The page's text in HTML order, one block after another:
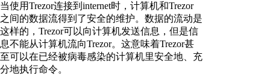
当使用Trezor连接到internet时，计算机和Trezor
之间的数据流得到了安全的维护。数据的流动是
这样的，Trezor可以向计算机发送信息，但是信
息不能从计算机流向Trezor。这意味着Trezor甚
至可以在已经被病毒感染的计算机里安全地、充
分地执行命令。